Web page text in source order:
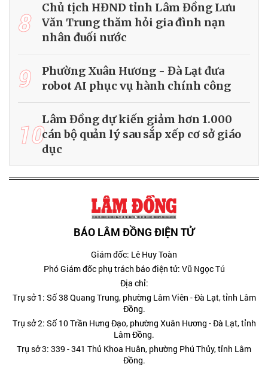
8
Chủ tịch HĐND tỉnh Lâm Đồng Lưu
Văn Trung thăm hỏi gia đình nạn
nhân đuối nước
9
Phường Xuân Hương - Đà Lạt đưa
robot AI phục vụ hành chính công
10Lâm Đồng dự kiến giảm hơn 1.000
cán bộ quản lý sau sắp xếp cơ sở giáo
dục
BÁO LÂM ĐỒNG ĐIỆN TỬ
Giám đốc: Lê Huy Toàn
Phó Giám đốc phụ trách báo điện tử: Vũ Ngọc Tú
Địa chỉ:
Trụ sở 1: Số 38 Quang Trung, phường Lâm Viên - Đà Lạt, tỉnh Lâm
Đồng.
Trụ sở 2: Số 10 Trần Hưng Đạo, phường Xuân Hương - Đà Lạt, tỉnh
Lâm Đồng.
Trụ sở 3: 339 - 341 Thủ Khoa Huân, phường Phú Thủy, tỉnh Lâm
Đồng.